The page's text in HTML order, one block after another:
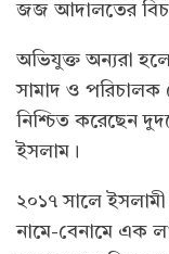
জজ আদালতের
অভিযুক্ত অন্যরা
সামাদ ও পরিচালক
নিশ্চিত করেছেন
ইসলাম।
২০১৭ সালে
নামে-বেনামে এক